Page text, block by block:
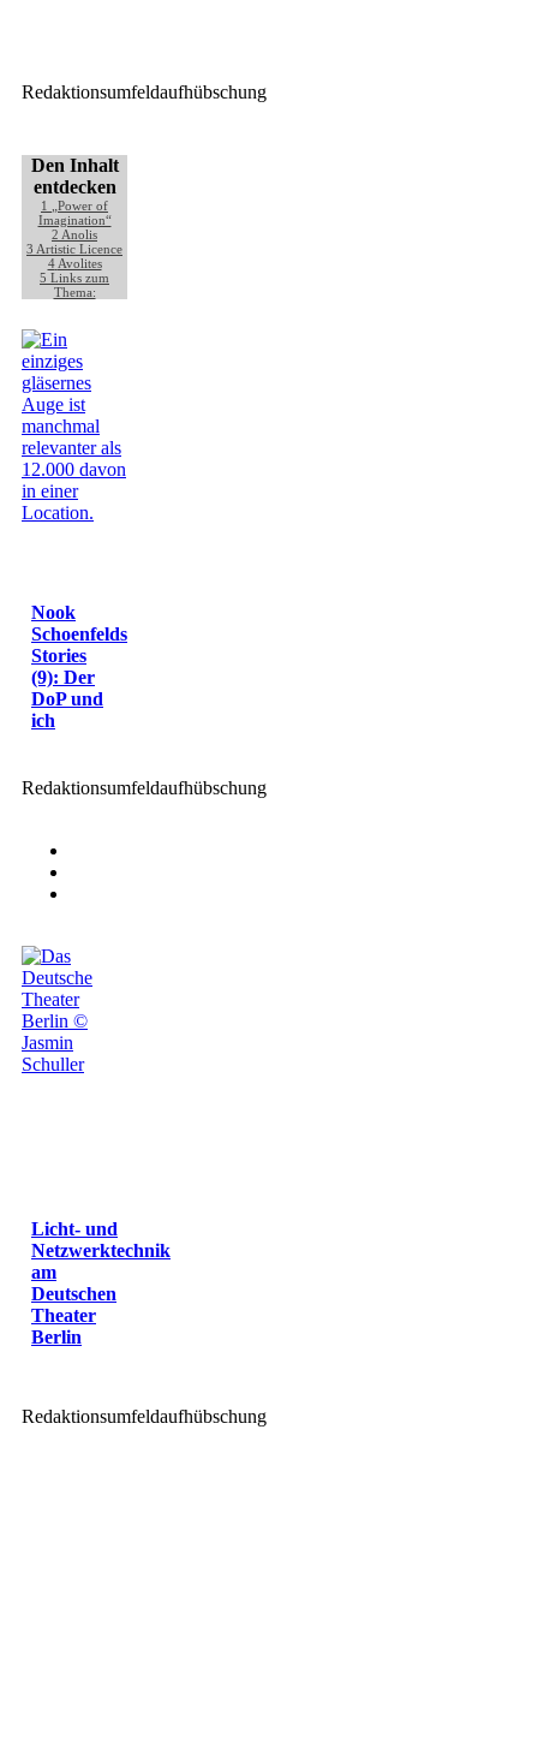
Redaktionsumfeldaufhübschung
Den Inhalt
entdecken
1
„Power of
Imagination“
2 Anolis
3 Artistic Licence
4 Avolites
5 Links zum
Thema:
Nook
Schoenfelds
Stories
(9): Der
DoP und
ich
Redaktionsumfeldaufhübschung
Licht- und
Netzwerktechnik
am
Deutschen
Theater
Berlin
Redaktionsumfeldaufhübschung